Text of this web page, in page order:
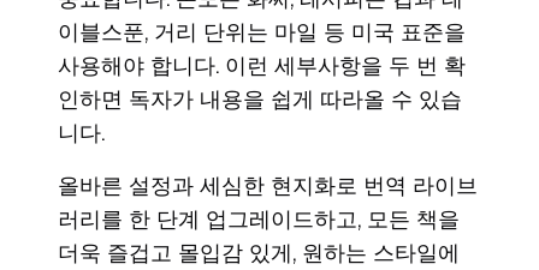
이블스푼, 거리 단위는 마일 등 미국 표준을
사용해야 합니다. 이런 세부사항을 두 번 확
인하면 독자가 내용을 쉽게 따라올 수 있습
니다.
올바른 설정과 세심한 현지화로 번역 라이브
러리를 한 단계 업그레이드하고, 모든 책을
더욱 즐겁고 몰입감 있게, 원하는 스타일에